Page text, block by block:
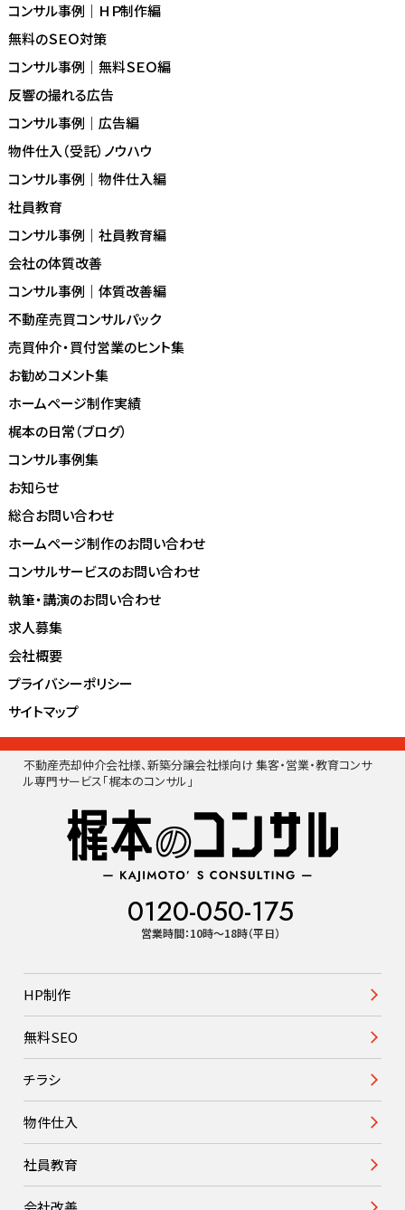
コンサル事例｜ＨＰ制作編
無料のＳＥＯ対策
コンサル事例｜無料ＳＥＯ編
反響の撮れる広告
コンサル事例｜広告編
物件仕入（受託）ノウハウ
コンサル事例｜物件仕入編
社員教育
コンサル事例｜社員教育編
会社の体質改善
コンサル事例｜体質改善編
不動産売買コンサルパック
売買仲介・買付営業のヒント集
お勧めコメント集
ホームページ制作実績
梶本の日常（ブログ）
コンサル事例集
お知らせ
総合お問い合わせ
ホームページ制作のお問い合わせ
コンサルサービスのお問い合わせ
執筆・講演のお問い合わせ
求人募集
会社概要
プライバシーポリシー
サイトマップ
不動産売却仲介会社様、新築分譲会社様向け 集客・営業・教育コンサ
ル専門サービス「梶本のコンサル」
0120-050-175
営業時間：10時〜18時（平日）
HP制作
無料SEO
チラシ
物件仕入
社員教育